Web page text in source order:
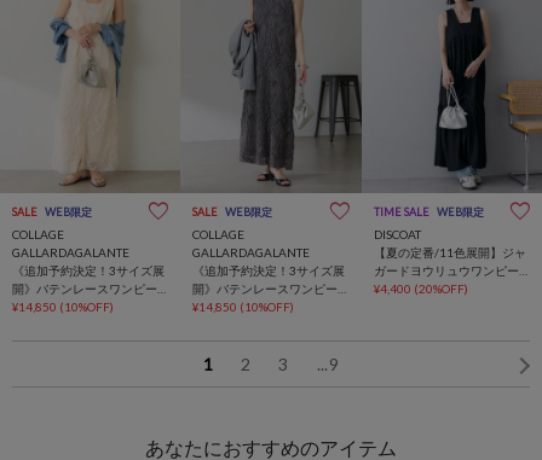
SALE WEB限定
COLLAGE
GALLARDAGALANTE
《追加予約決定！3サイズ展
開》バテンレースワンピー
ス
¥14,850 (10%OFF)
SALE WEB限定
COLLAGE
GALLARDAGALANTE
《追加予約決定！3サイズ展
開》バテンレースワンピー
ス
¥14,850 (10%OFF)
TIME SALE WEB限定
DISCOAT
【夏の定番/11色展開】ジャ
ガードヨウリュウワンピー
ス《WEB限定》
¥4,400 (20%OFF)
1 2 3 ...9
あなたにおすすめのアイテム